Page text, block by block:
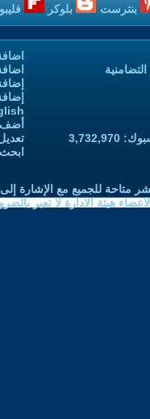
بنترست بلوكر
متاحة للجميع مع الإشارة
هيئة الادارة لا تعبر